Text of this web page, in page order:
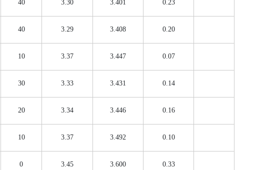
40 3.30 3.401 0.23
40 3.29 3.408 0.20
10 3.37 3.447 0.07
30 3.33 3.431 0.14
20 3.34 3.446 0.16
10 3.37 3.492 0.10
0 3.45 3.600 0.33